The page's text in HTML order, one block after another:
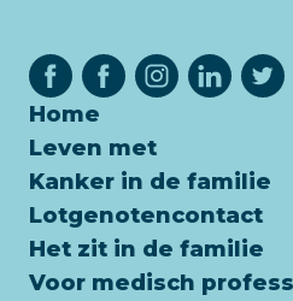
Home
Leven met
Kanker in de familie
Lotgenotencontact
Het zit in de familie
Voor medisch